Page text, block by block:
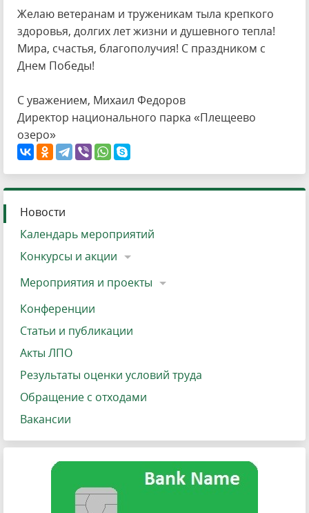
Желаю ветеранам и труженикам тыла крепкого
здоровья, долгих лет жизни и душевного тепла!
Мира, счастья, благополучия! С праздником с
Днем Победы!
С уважением, Михаил Федоров
Директор национального парка «Плещеево
озеро»
Новости
Календарь мероприятий
Конкурсы и акции
Мероприятия и проекты
Конференции
Статьи и публикации
Акты ЛПО
Результаты оценки условий труда
Обращение с отходами
Вакансии